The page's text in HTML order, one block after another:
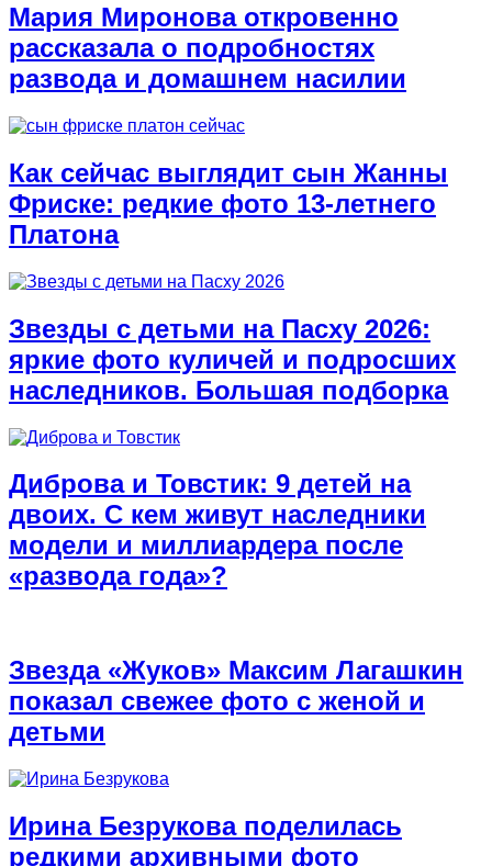
Мария Миронова откровенно
рассказала о подробностях
развода и домашнем насилии
Как сейчас выглядит сын Жанны
Фриске: редкие фото 13-летнего
Платона
Звезды с детьми на Пасху 2026:
яркие фото куличей и подросших
наследников. Большая подборка
Диброва и Товстик: 9 детей на
двоих. С кем живут наследники
модели и миллиардера после
«развода года»?
Звезда «Жуков» Максим Лагашкин
показал свежее фото с женой и
детьми
Ирина Безрукова поделилась
редкими архивными фото